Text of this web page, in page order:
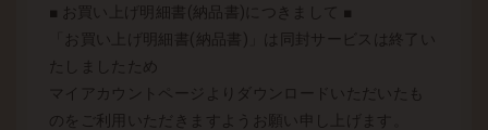
■ お買い上げ明細書(納品書)につきまして ■
「お買い上げ明細書(納品書)」は同封サービスは終了い
たしましたため
マイアカウントページよりダウンロードいただいたも
のをご利用いただきますようお願い申し上げます。